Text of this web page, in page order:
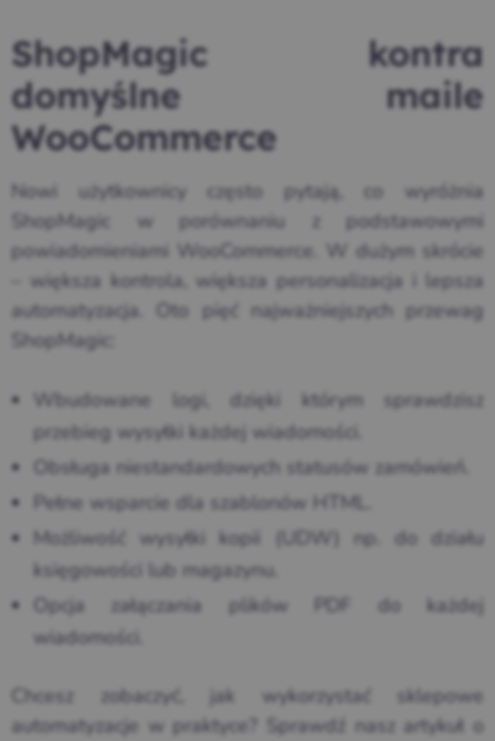
ShopMagic kontra
domyślne maile
WooCommerce
Nowi użytkownicy często pytają, co wyróżnia
ShopMagic w porównaniu z podstawowymi
powiadomieniami WooCommerce. W dużym skrócie
– większa kontrola, większa personalizacja i lepsza
automatyzacja. Oto pięć najważniejszych przewag
ShopMagic:
Wbudowane logi, dzięki którym sprawdzisz
przebieg wysyłki każdej wiadomości.
Obsługa niestandardowych statusów zamówień.
Pełne wsparcie dla szablonów HTML.
Możliwość wysyłki kopii (UDW) np. do działu
księgowości lub magazynu.
Opcja załączania plików PDF do każdej
wiadomości.
Chcesz zobaczyć, jak wykorzystać sklepowe
automatyzacje w praktyce? Sprawdź nasz artykuł o